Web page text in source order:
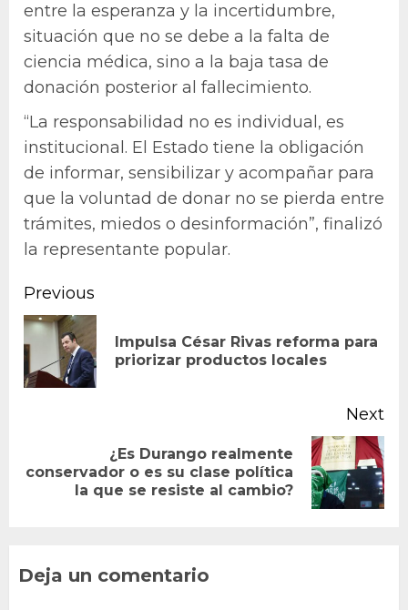
entre la esperanza y la incertidumbre,
situación que no se debe a la falta de
ciencia médica, sino a la baja tasa de
donación posterior al fallecimiento.
“La responsabilidad no es individual, es
institucional. El Estado tiene la obligación
de informar, sensibilizar y acompañar para
que la voluntad de donar no se pierda entre
trámites, miedos o desinformación”, finalizó
la representante popular.
Continue
Reading
Previous
Impulsa César Rivas reforma para
priorizar productos locales
Next
Next
¿Es Durango realmente
conservador o es su clase política
la que se resiste al cambio?
Deja un comentario